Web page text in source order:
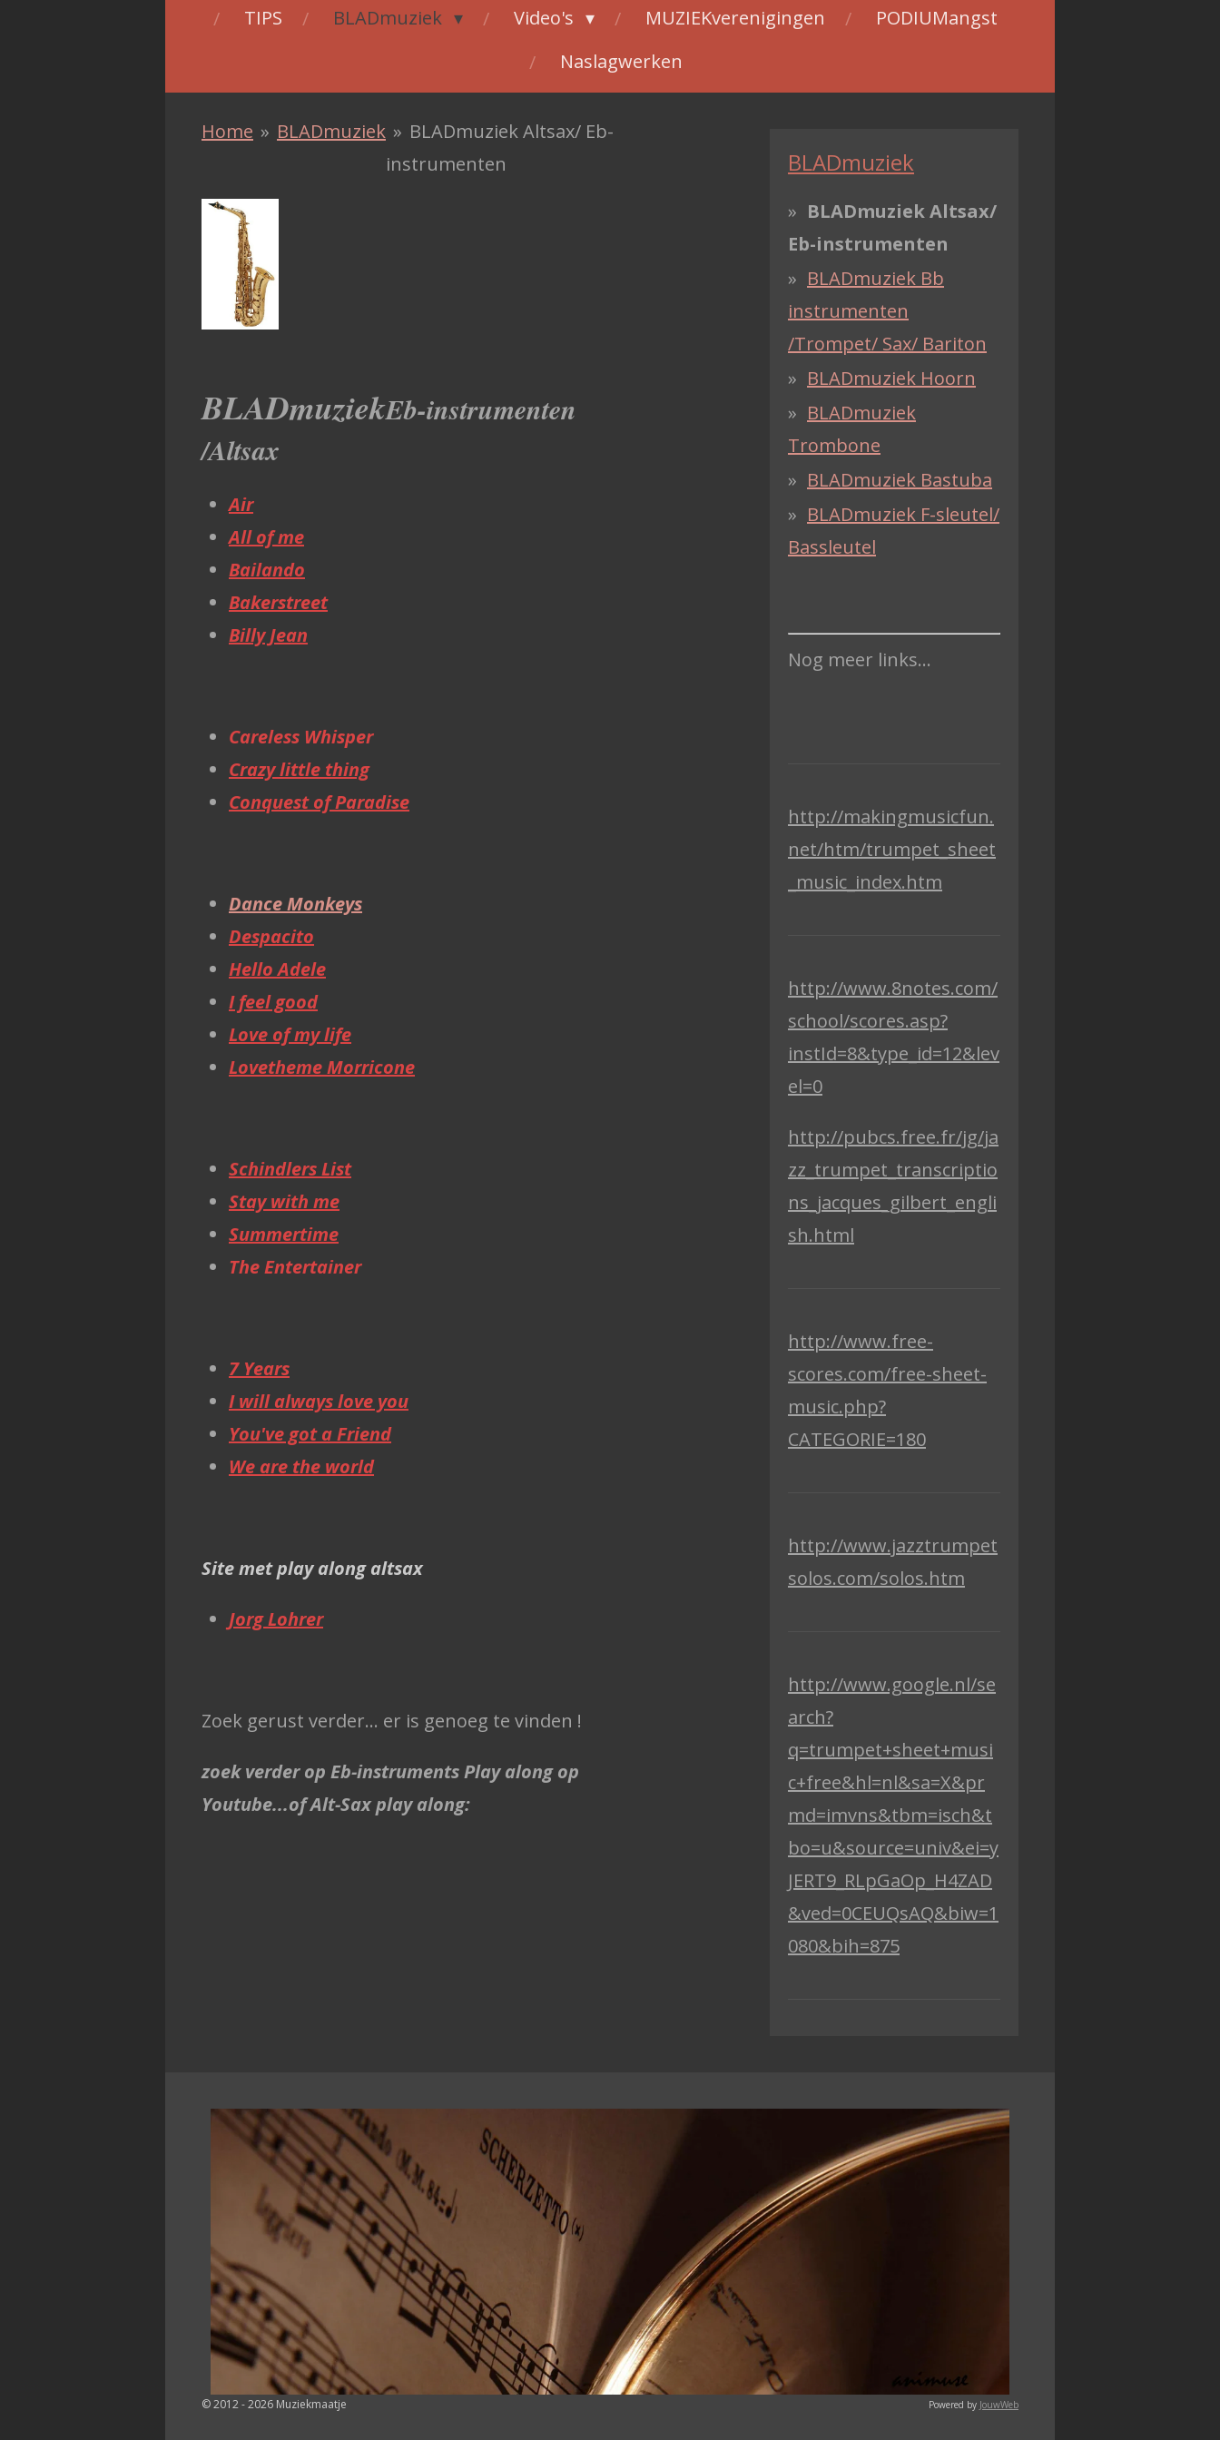
TIPS
BLADmuziek Video's MUZIEKverenigingen
PODIUMangst
Naslagwerken
Home » BLADmuziek » BLADmuziek Altsax/ Eb-
instrumenten
BLADmuziekEb-instrumenten
/Altsax
Air
All of me
Bailando
Bakerstreet
Billy Jean
Careless Whisper
Crazy little thing
Conquest of Paradise
Dance Monkeys
Despacito
Hello Adele
I feel good
Love of my life
Lovetheme Morricone
Schindlers List
Stay with me
Summertime
The Entertainer
7 Years
I will always love you
You've got a Friend
We are the world
Site met play along altsax
Jorg Lohrer
Zoek gerust verder... er is genoeg te vinden !
zoek verder op Eb-instruments Play along op
Youtube...of Alt-Sax play along:
BLADmuziek
BLADmuziek Altsax/
Eb-instrumenten
BLADmuziek Bb
instrumenten
/Trompet/ Sax/ Bariton
BLADmuziek Hoorn
BLADmuziek
Trombone
BLADmuziek Bastuba
BLADmuziek F-sleutel/
Bassleutel
Nog meer links...
http://makingmusicfun.
net/htm/trumpet_sheet
_music_index.htm
http://www.8notes.com/
school/scores.asp?
instId=8&type_id=12&lev
el=0
http://pubcs.free.fr/jg/ja
zz_trumpet_transcriptio
ns_jacques_gilbert_engli
sh.html
http://www.free-
scores.com/free-sheet-
music.php?
CATEGORIE=180
http://www.jazztrumpet
solos.com/solos.htm
http://www.google.nl/se
arch?
q=trumpet+sheet+musi
c+free&hl=nl&sa=X&pr
md=imvns&tbm=isch&t
bo=u&source=univ&ei=y
JERT9_RLpGaOp_H4ZAD
&ved=0CEUQsAQ&biw=1
080&bih=875
© 2012 - 2026 Muziekmaatje Powered by JouwWeb